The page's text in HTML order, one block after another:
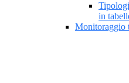
in
Monitoraggio